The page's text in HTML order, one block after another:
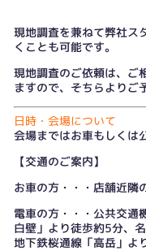
現地調査を兼ねて弊社ス
くことも可能です。
現地調査のご依頼は、 ご
ますので、そちらよりご
日時・会場について
会場まではお車もしくは
【交通のご案内】
お車の方・・・店舗近隣
電車の方・・・公共交通
白壁」より徒歩約5分、
地下鉄桜通線「高岳」よ